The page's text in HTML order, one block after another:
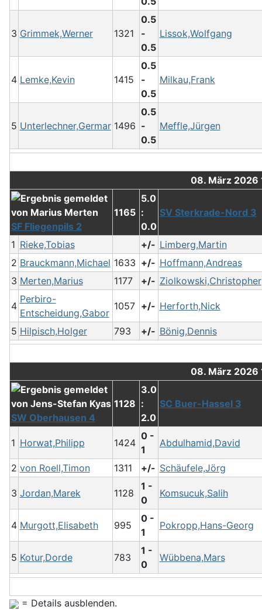
3 Grimmek,Werner 1321
0.5
-
0.5
Lissok,Wolfgang
4 Lemke,Kevin 1415
0.5
-
0.5
Milkau,Frank
5 Unterlechner,Germar 1496
0.5
-
0.5
Meffle,Jürgen
08. März 2026
SF Fliegenpils 2
1165
5.0
:
0.0
SV Sterkrade-Nord 3
1 Rieke,Tobias +/- Limberg,Martin
2 Brauckmann,Michael 1633 +/- Hoffmann,Andreas
3 Merten,Marius 1177 +/- Ziolkowski,Christopher
4
Perbiro-
Entscheidung,Gabor
1057 +/- Herforth,Nick
5 Hilpisch,Holger 793 +/- Bönig,Dennis
08. März 2026
SW Oberhausen 4
1128
3.0
:
2.0
SC Buer-Hassel 3
1 Horwat,Philipp 1424
0 -
1
Abdulhamid,David
2 von Roell,Timon 1311 +/- Schäufele,Jörg
3 Jordan,Marek 1128
1 -
0
Komsucuk,Salih
4 Murgott,Elisabeth 995
0 -
1
Pokropp,Hans-Georg
5 Kotur,Dorde 783
1 -
0
Wübbena,Mars
= Details ausblenden.